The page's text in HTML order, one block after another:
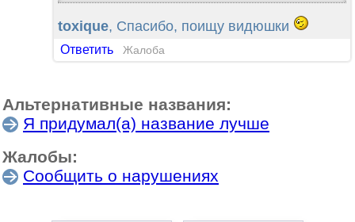
toxique, Спасибо, поищу видюшки
Ответить Жалоба
Альтернативные названия:
Я придумал(а) название лучше
Жалобы:
Сообщить о нарушениях